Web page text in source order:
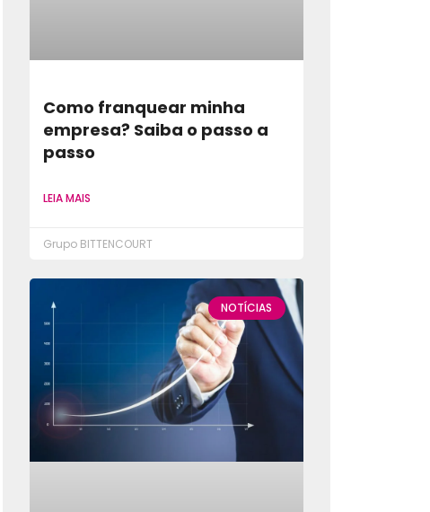
Como franquear minha
empresa? Saiba o passo a
passo
LEIA MAIS
Grupo BITTENCOURT
NOTÍCIAS